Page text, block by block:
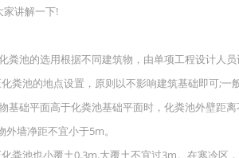
钢化粪池的七大好处你都记住了吗？
家讲解一下!
池的选用根据不同建筑物，由单项工程设计人员
池的地点设置，原则以不影响建筑基础即可;一
基础平面高于化粪池基础平面时，化粪池外壁距
墙净距不宜小于5m。
池也小覆土0.3m.大覆土不宜过3m。在寒冷区